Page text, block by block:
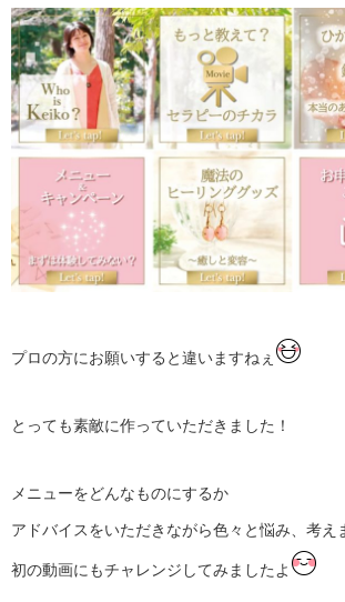
プロの方にお願いすると違いますねぇ
とっても素敵に作っていただきました！
メニューをどんなものにするか
アドバイスをいただきながら色々と悩み、考え
初の動画にもチャレンジしてみましたよ